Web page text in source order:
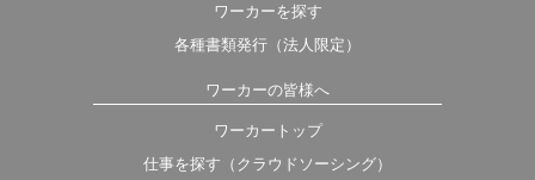
ワーカーを探す
各種書類発行（法人限定）
ワーカーの皆様へ
ワーカートップ
仕事を探す（クラウドソーシング）